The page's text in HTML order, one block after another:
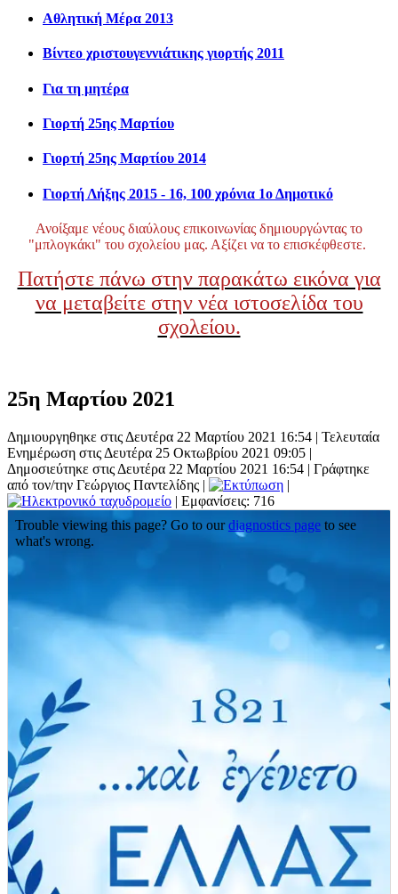
Αθλητική Μέρα 2013
Βίντεο χριστουγεννιάτικης γιορτής 2011
Για τη μητέρα
Γιορτή 25ης Μαρτίου
Γιορτή 25ης Μαρτίου 2014
Γιορτή Λήξης 2015 - 16, 100 χρόνια 1ο Δημοτικό
Ανοίξαμε νέους διαύλους επικοινωνίας δημιουργώντας το
"μπλογκάκι" του σχολείου μας. Αξίζει να το επισκέφθεστε.
Πατήστε πάνω στην παρακάτω εικόνα για
να μεταβείτε στην νέα ιστοσελίδα του
σχολείου.
25η Μαρτίου 2021
Δημιουργηθηκε στις Δευτέρα 22 Μαρτίου 2021 16:54 | Τελευταία
Ενημέρωση στις Δευτέρα 25 Οκτωβρίου 2021 09:05 |
Δημοσιεύτηκε στις Δευτέρα 22 Μαρτίου 2021 16:54 | Γράφτηκε
από τον/την Γεώργιος Παντελίδης |
|
| Εμφανίσεις: 716